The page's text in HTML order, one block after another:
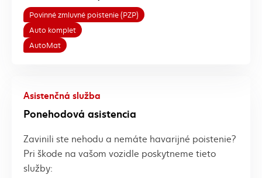
Povinné zmluvné poistenie (PZP)
Auto komplet
AutoMat
Asistenčná služba
Ponehodová asistencia
Zavinili ste nehodu a nemáte havarijné poistenie?
Pri škode na vašom vozidle poskytneme tieto
služby: